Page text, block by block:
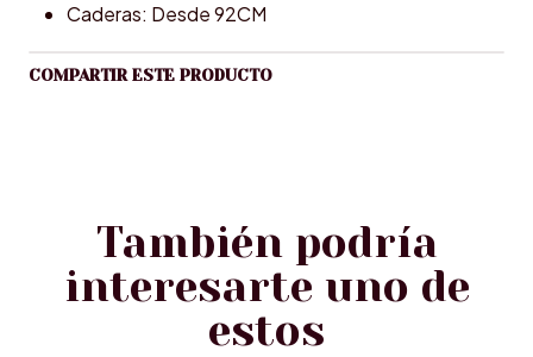
Caderas: Desde 92CM
COMPARTIR ESTE PRODUCTO
También podría
interesarte uno de
estos